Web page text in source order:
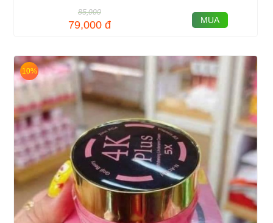
85,000
79,000 đ MUA
10%